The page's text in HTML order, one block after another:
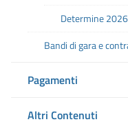
Determine 2026
Bandi di gara e
Pagamenti
Altri Contenuti